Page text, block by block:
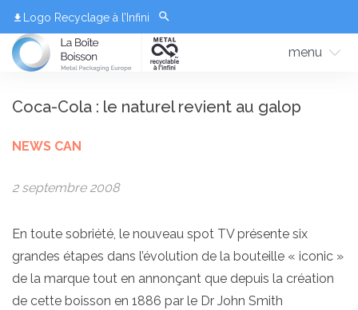
Logo Recyclage à l’Infini
menu
Coca-Cola : le naturel revient au galop
NEWS CAN
2 septembre 2008
En toute sobriété, le nouveau spot TV présente six
grandes étapes dans l’évolution de la bouteille « iconic »
de la marque tout en annonçant que depuis la création
de cette boisson en 1886 par le Dr John Smith